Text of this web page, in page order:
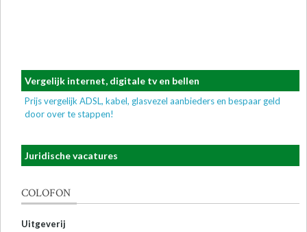
Vergelijk internet, digitale tv en bellen
Prijs vergelijk ADSL, kabel, glasvezel aanbieders en bespaar geld
door over te stappen!
Juridische vacatures
COLOFON
Uitgeverij